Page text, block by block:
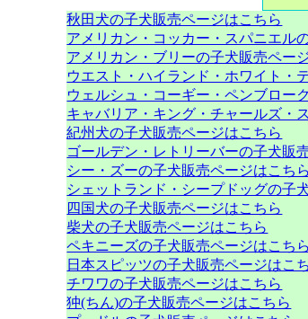
秋田犬の子犬販売ページはこちら
アメリカン・コッカー・スパニエル
アメリカン・ブリーの子犬販売ペー
ウエスト・ハイランド・ホワイト・
ウェルシュ・コーギー・ペンブロー
キャバリア・キング・チャールズ・
紀州犬の子犬販売ページはこちら
ゴールデン・レトリーバーの子犬販
シー・ズーの子犬販売ページはこちら
シェットランド・シープドッグの子
四国犬の子犬販売ページはこちら
柴犬の子犬販売ページはこちら
ペキニーズの子犬販売ページはこちら
日本スピッツの子犬販売ページはこ
チワワの子犬販売ページはこちら
狆(ちん)の子犬販売ページはこちら